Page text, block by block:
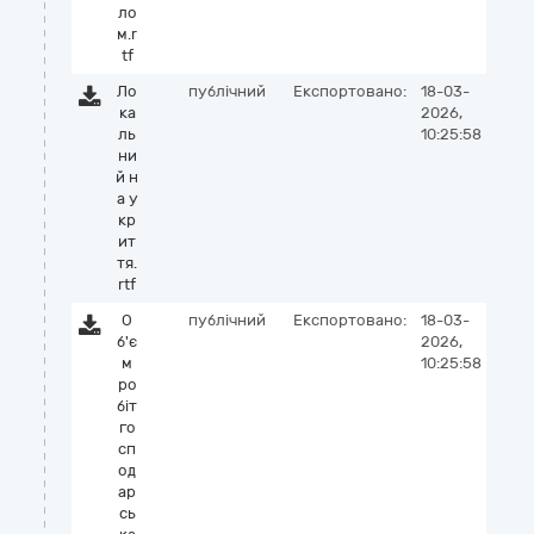
ло
м.r
tf
Ло
ка
ль
ни
й н
а у
кр
ит
тя.
rtf
публічний Експортовано:
18-03-
2026,
10:25:58
О
б'є
м
ро
біт
го
сп
од
ар
сь
публічний Експортовано:
18-03-
2026,
10:25:58